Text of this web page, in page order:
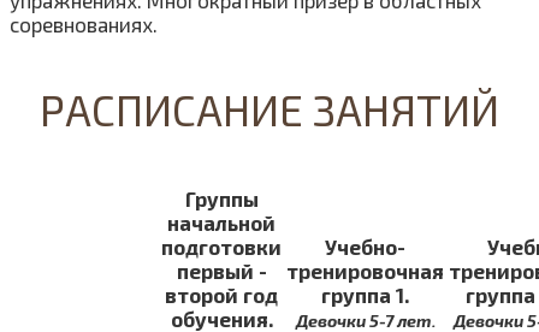
соревнованиях.
РАСПИСАНИЕ ЗАНЯТИЙ
Группы
начальной
подготовки
первый -
второй год
обучения.
Учебно-
тренировочная
группа 1.
Девочки 5-7 лет. Девочки